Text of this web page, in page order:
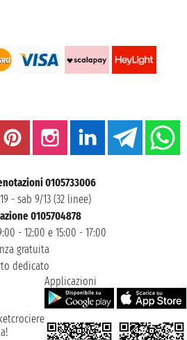
0105733006
- sab 9/13 (32 linee)
0105704878
- 12:00 e 15:00 - 17:00
gratuita
dedicato
Applicazioni